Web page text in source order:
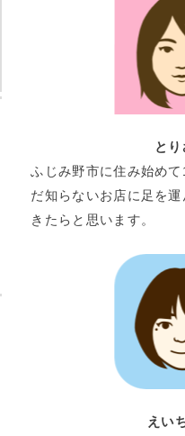
とり
ふじみ野市に住み始め
だ知らないお店に足を
きたらと思います。
えい